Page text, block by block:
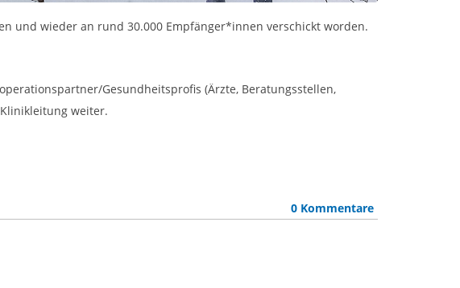
und wieder an rund 30.000 Empfänger*innen verschickt worden.
Gesundheitsprofis (Ärzte, Beratungsstellen,
weiter.
0 Kommentare